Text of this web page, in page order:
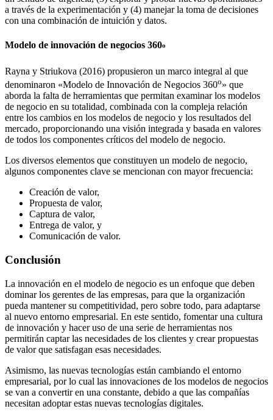
a través de la experimentación y (4) manejar la toma de decisiones
con una combinación de intuición y datos.
Modelo de innovación de negocios 360o
Rayna y Striukova (2016) propusieron un marco integral al que
denominaron «Modelo de Innovación de Negocios 360o» que
aborda la falta de herramientas que permitan examinar los modelos
de negocio en su totalidad, combinada con la compleja relación
entre los cambios en los modelos de negocio y los resultados del
mercado, proporcionando una visión integrada y basada en valores
de todos los componentes críticos del modelo de negocio.
Los diversos elementos que constituyen un modelo de negocio,
algunos componentes clave se mencionan con mayor frecuencia:
Creación de valor,
Propuesta de valor,
Captura de valor,
Entrega de valor, y
Comunicación de valor.
Conclusión
La innovación en el modelo de negocio es un enfoque que deben
dominar los gerentes de las empresas, para que la organización
pueda mantener su competitividad, pero sobre todo, para adaptarse
al nuevo entorno empresarial. En este sentido, fomentar una cultura
de innovación y hacer uso de una serie de herramientas nos
permitirán captar las necesidades de los clientes y crear propuestas
de valor que satisfagan esas necesidades.
Asimismo, las nuevas tecnologías están cambiando el entorno
empresarial, por lo cual las innovaciones de los modelos de negocios
se van a convertir en una constante, debido a que las compañías
necesitan adoptar estas nuevas tecnologías digitales.